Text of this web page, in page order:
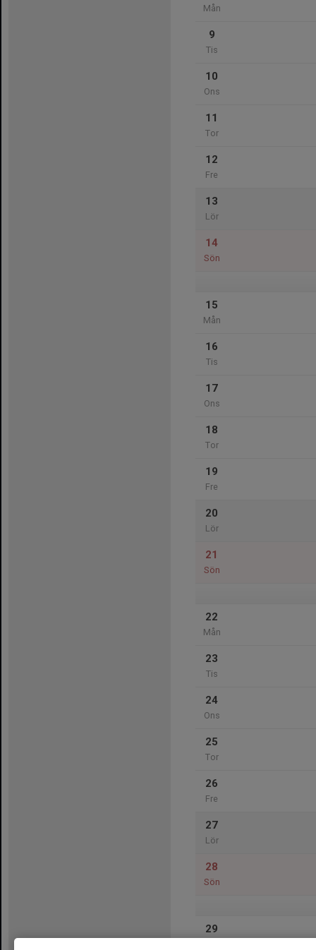
Mån
9
Tis
10
Ons
11
Tor
12
Fre
13
Lör
14
Sön
15
Mån
16
Tis
17
Ons
18
Tor
19
Fre
20
Lör
21
Sön
22
Mån
23
Tis
24
Ons
25
Tor
26
Fre
27
Lör
28
Sön
29